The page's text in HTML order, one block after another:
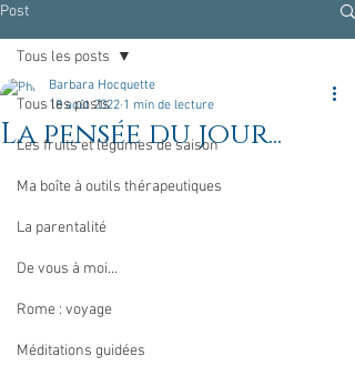
Post
Tous les posts
Les fruits et légumes de saison
Ma boîte à outils thérapeutiques
La parentalité
De vous à moi...
Rome : voyage
Méditations guidées
Tous les posts
La pensée du jour...
Barbara Hocquette
18 août 2022 1 min de lecture